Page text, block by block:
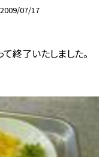
2009/07/17
終了いたしました。